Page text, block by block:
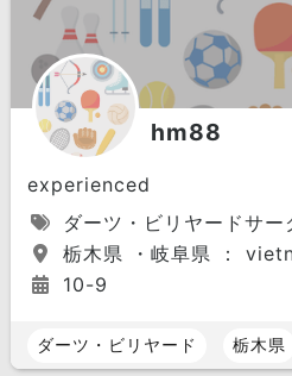
hm88
experienced
ダーツ・ビリヤードサー
栃木県 ・岐阜県 ：
10-9
ダーツ・ビリヤード 栃木県